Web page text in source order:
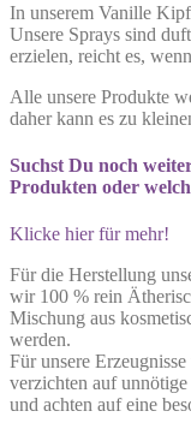
In unserem Vanille
Unsere Sprays sind
erzielen, reicht es,
Alle unsere Produkte
daher kann es zu
Suchst Du noch
Produkten oder
Klicke hier für mehr!
Für die Herstellung
wir 100 % rein
Mischung aus
werden.
Für unsere
verzichten auf
und achten auf eine